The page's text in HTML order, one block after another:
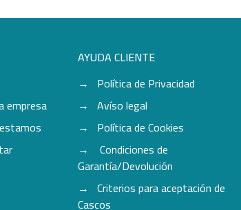
empresa
AYUDA CLIENTE
Política de Privacidad
Avíso legal
Política de Cookies
Condiciones de
Garantía/Devolución
Criterios para aceptación de
Cascos